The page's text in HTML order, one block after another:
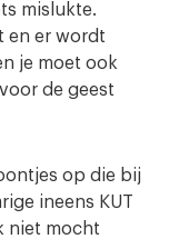
mislukte.
en er wordt
je moet ook
de geest
op die bij
ineens KUT
niet mocht